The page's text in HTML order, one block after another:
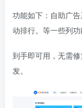
功能如下：自助广
动排行。等一些列功
到手即可用，无需
发。